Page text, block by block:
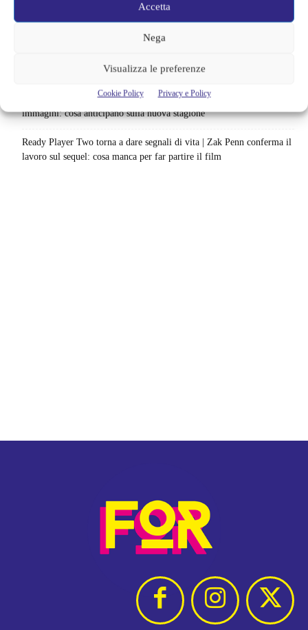
Accetta
Nega
Visualizza le preferenze
Cookie Policy Privacy e Policy
Il creatore di Yellowstone firma un altro successo | La serie supera
Fallout e One Piece: il risultato è eccezionale
dal calcio femminile: perché è la scelta più coerente
Monster affronta il caso Lizzie Borden, Netflix svela data e prime
immagini: cosa anticipano sulla nuova stagione
Ready Player Two torna a dare segnali di vita | Zak Penn conferma il
lavoro sul sequel: cosa manca per far partire il film